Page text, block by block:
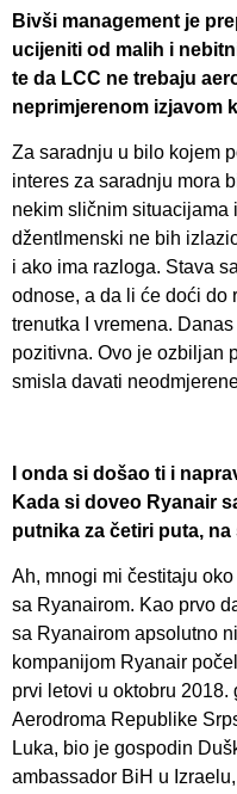
Bivši management je
ucijeniti od malih i
te da LCC ne trebaju
neprimjerenom izjavom
Za saradnju u bilo kojem
interes za saradnju mora
nekim sličnim situacijama
džentlmenski ne bih
i ako ima razloga. Stava
odnose, a da li će doći do
trenutka I vremena.
pozitivna. Ovo je ozbiljan
smisla davati
I onda si došao ti i
Kada si doveo Ryanair
putnika za četiri puta,
Ah, mnogi mi čestitaju
sa Ryanairom. Kao prvo
sa Ryanairom apsolutno
kompanijom Ryanair
prvi letovi u oktobru 2018.
Aerodroma Republike
Luka, bio je gospodin
ambassador BiH u